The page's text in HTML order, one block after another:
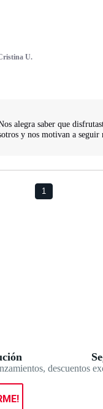
U.
alegra saber que
y nos motivan a seguir
1
descuentos